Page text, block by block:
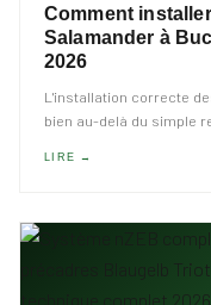
Comment
Salamander à
2026
L'installation correcte
bien au-delà du simple
LIRE →